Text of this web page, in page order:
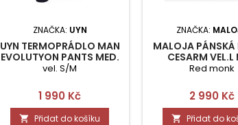
ZNAČKA: UYN
UYN TERMOPRÁDLO MAN
EVOLUTYON PANTS MED.
VEL.S/M
vel. S/M
Cena
1 990 Kč
 Přidat do košíku
ZNAČKA:
MALOJA PÁNSKÁ
CESARM VEL.L
ACTIVEWEAR
Red monk
Cena
2 990 Kč
 Přidat do